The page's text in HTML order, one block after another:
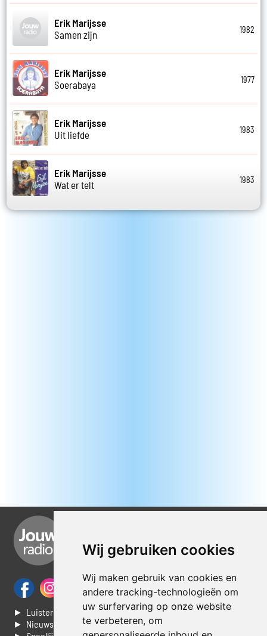
Wij gebruiken cookies
Wij maken gebruik van cookies en
andere tracking-technologieën om
uw surfervaring op onze website
te verbeteren, om
Erik Marijsse
Samen zijn
1982
Erik Marijsse
Soerabaya
1977
Erik Marijsse
Uit liefde
1983
Erik Marijsse
Wat er telt
1983
► Luisteren naar Jouwradio
► Nieuws